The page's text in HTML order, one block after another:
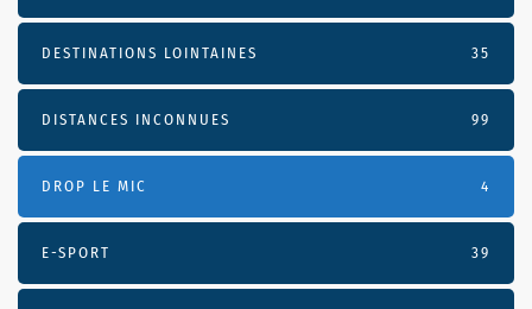
DESTINATIONS LOINTAINES 35
DISTANCES INCONNUES 99
DROP LE MIC 4
E-SPORT 39